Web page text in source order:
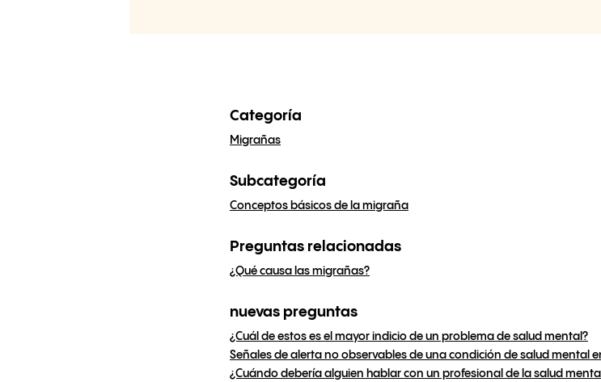
Categoría
Migrañas
Subcategoría
Conceptos básicos de la migraña
Preguntas relacionadas
¿Qué causa las migrañas?
nuevas preguntas
¿Cuál de estos es el mayor indicio de un problema de salud mental?
Señales de alerta no observables de una condición de salud mental
¿Cuándo debería alguien hablar con un profesional de la salud